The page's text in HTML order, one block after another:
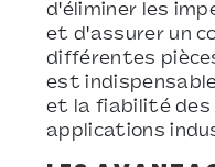
d'éliminer les
et d'assurer un
différentes
est
et la fiabilité des
applications